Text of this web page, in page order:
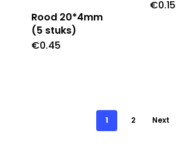
Rood 20*4mm
(5 stuks)
€0.45
€0.15
1 2 Next